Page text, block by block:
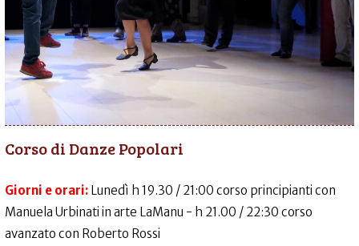
Corso di Danze Popolari
Giorni e orari: Lunedì h 19.30 / 21:00 corso principianti con
Manuela Urbinati in arte LaManu - h 21.00 / 22:30 corso
avanzato con Roberto Rossi